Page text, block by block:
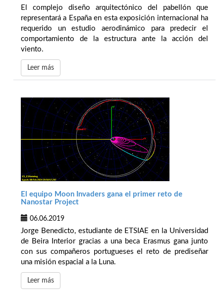
El complejo diseño arquitectónico del pabellón que
representará a España en esta exposición internacional ha
requerido un estudio aerodinámico para predecir el
comportamiento de la estructura ante la acción del
viento.
Leer más
El equipo Moon Invaders gana el primer reto de
Nanostar Project
06.06.2019
Jorge Benedicto, estudiante de ETSIAE en la Universidad
de Beira Interior gracias a una beca Erasmus gana junto
con sus compañeros portugueses el reto de prediseñar
una misión espacial a la Luna.
Leer más